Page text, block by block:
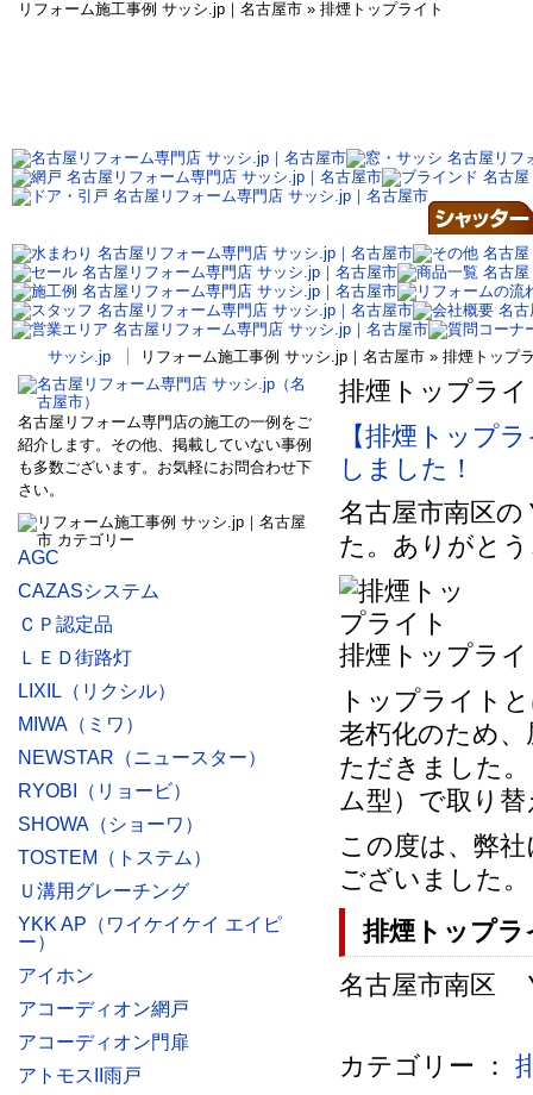
リフォーム施工事例 サッシ.jp｜名古屋市 » 排煙トップライト
サッシ.jp リフォーム施工事例 サッシ.jp｜名古屋市 » 排煙トップ
排煙トップラ
【排煙トップ
しました！
名古屋市南区
た。ありがと
排煙トップラ
トップライト
老朽化のため
ただきました
ム型）で取り
この度は、弊
ございました。
排煙トップラ
名古屋市南区
カテゴリー ：
名古屋リフォーム専門店の施工の一例をご
紹介します。その他、掲載していない事例
も多数ございます。お気軽にお問合わせ下
さい。
AGC
CAZASシステム
ＣＰ認定品
ＬＥＤ街路灯
LIXIL（リクシル）
MIWA（ミワ）
NEWSTAR（ニュースター）
RYOBI（リョービ）
SHOWA（ショーワ）
TOSTEM（トステム）
Ｕ溝用グレーチング
YKK AP（ワイケイケイ エイピ
ー）
アイホン
アコーディオン網戸
アコーディオン門扉
アトモスII雨戸